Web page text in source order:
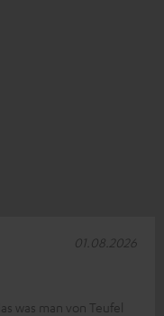
was man von Teufel
01.08.2026